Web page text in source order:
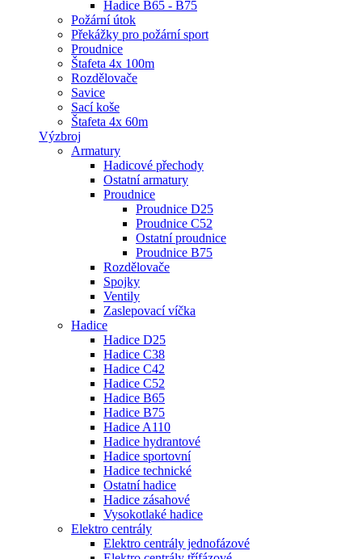
Hadice B65 - B75
Požární útok
Překážky pro požární sport
Proudnice
Štafeta 4x 100m
Rozdělovače
Savice
Sací koše
Štafeta 4x 60m
Výzbroj
Armatury
Hadicové přechody
Ostatní armatury
Proudnice
Proudnice D25
Proudnice C52
Ostatní proudnice
Proudnice B75
Rozdělovače
Spojky
Ventily
Zaslepovací víčka
Hadice
Hadice D25
Hadice C38
Hadice C42
Hadice C52
Hadice B65
Hadice B75
Hadice A110
Hadice hydrantové
Hadice sportovní
Hadice technické
Ostatní hadice
Hadice zásahové
Vysokotlaké hadice
Elektro centrály
Elektro centrály jednofázové